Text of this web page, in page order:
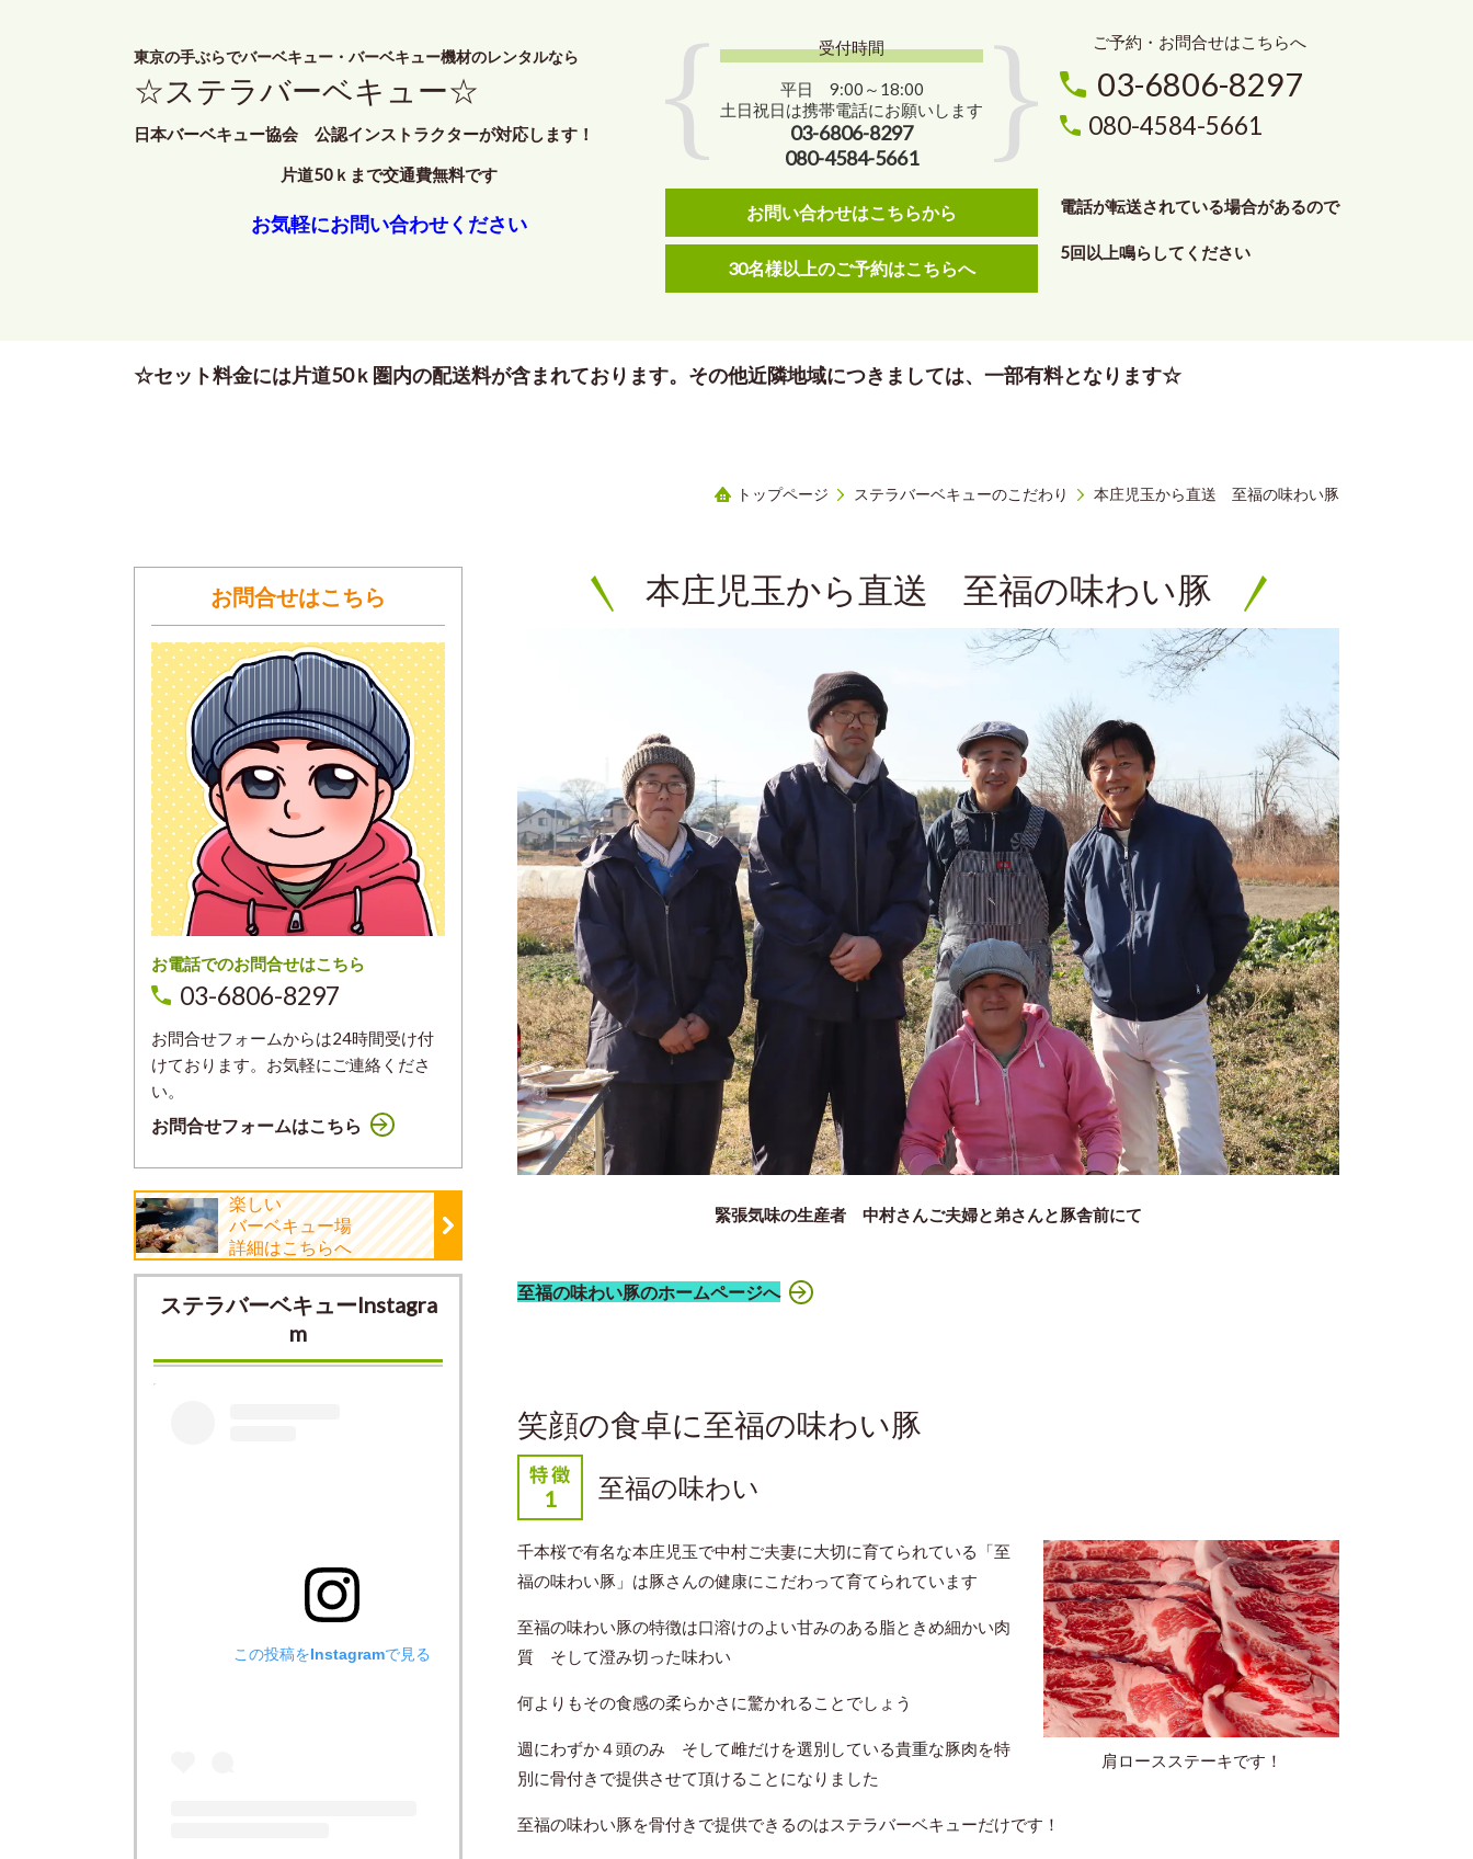
東京の手ぶらでバーベキュー・バーベキュー機材のレンタルなら
☆ステラバーベキュー☆
日本バーベキュー協会 公認インストラクターが対応します！
片道50ｋまで交通費無料です
お気軽にお問い合わせください
受付時間
平日 9:00～18:00
土日祝日は携帯電話にお願いします
03-6806-8297
080-4584-5661
お問い合わせはこちらから
30名様以上のご予約はこちらへ
ご予約・お問合せはこちらへ
03-6806-8297
080-4584-5661
電話が転送されている場合があるので
5回以上鳴らしてください
☆セット料金には片道50ｋ圏内の配送料が含まれております。その他近隣地域につきましては、一部有料となります☆
トップページ ステラバーベキューのこだわり 本庄児玉から直送 至福の味わい豚
本庄児玉から直送 至福の味わい豚
緊張気味の生産者 中村さんご夫婦と弟さんと豚舎前にて
至福の味わい豚のホームページへ
笑顔の食卓に至福の味わい豚
至福の味わい
肩ロースステーキです！
千本桜で有名な本庄児玉で中村ご夫妻に大切に育てられている「至
福の味わい豚」は豚さんの健康にこだわって育てられています
至福の味わい豚の特徴は口溶けのよい甘みのある脂ときめ細かい肉
質 そして澄み切った味わい
何よりもその食感の柔らかさに驚かれることでしょう
週にわずか４頭のみ そして雌だけを選別している貴重な豚肉を特
別に骨付きで提供させて頂けることになりました
至福の味わい豚を骨付きで提供できるのはステラバーベキューだけです！
お問合せはこちら
お電話でのお問合せはこちら
03-6806-8297
お問合せフォームからは24時間受け付
けております。お気軽にご連絡くださ
い。
お問合せフォームはこちら
楽しい
バーベキュー場
詳細はこちらへ
ステラバーベキューInstagra
m
この投稿をInstagramで見る